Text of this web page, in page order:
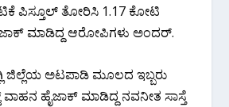
ಪಿಸ್ತೂಲ್ ತೋರಿಸಿ 1.17 ಕೋಟಿ
ಮಾಡಿದ್ದ ಆರೋಪಿಗಳು ಅಂದರ್.
ಜಿಲ್ಲೆಯ ಅಟಪಾಡಿ ಮೂಲದ ಇಬ್ಬರು
ಹೈಜಾಕ್ ಮಾಡಿದ್ದ ನವನೀತ ಸಾಸ್ತೆ